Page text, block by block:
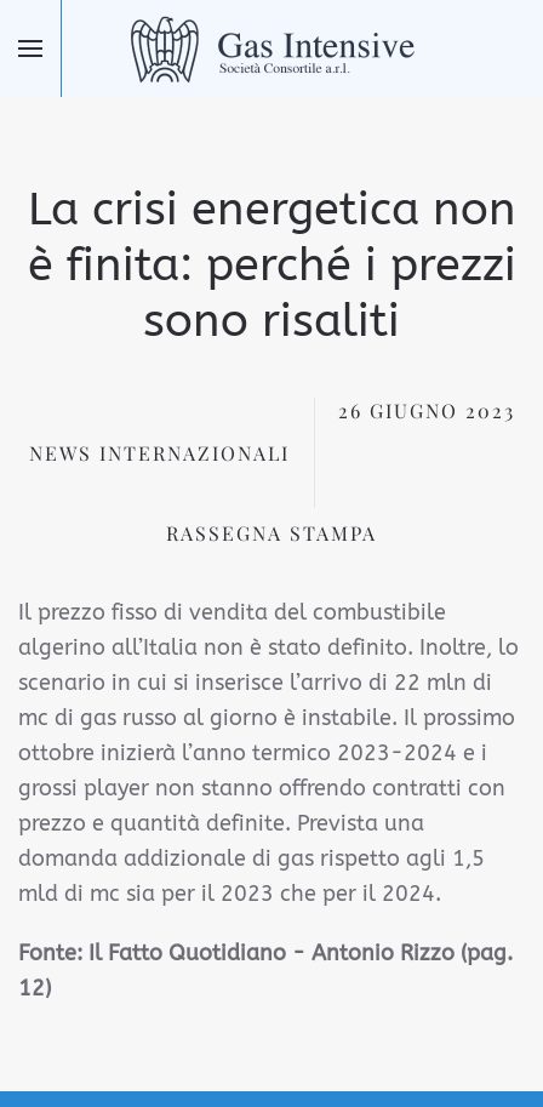
Skip to main content
La crisi energetica non
è finita: perché i prezzi
sono risaliti
NEWS INTERNAZIONALI
26 GIUGNO 2023
RASSEGNA STAMPA
Il prezzo fisso di vendita del combustibile
algerino all’Italia non è stato definito. Inoltre, lo
scenario in cui si inserisce l’arrivo di 22 mln di
mc di gas russo al giorno è instabile. Il prossimo
ottobre inizierà l’anno termico 2023-2024 e i
grossi player non stanno offrendo contratti con
prezzo e quantità definite. Prevista una
domanda addizionale di gas rispetto agli 1,5
mld di mc sia per il 2023 che per il 2024.
Fonte: Il Fatto Quotidiano - Antonio Rizzo (pag.
12)